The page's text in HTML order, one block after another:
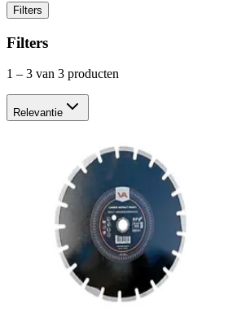
Filters
Filters
1 – 3 van 3 producten
Relevantie